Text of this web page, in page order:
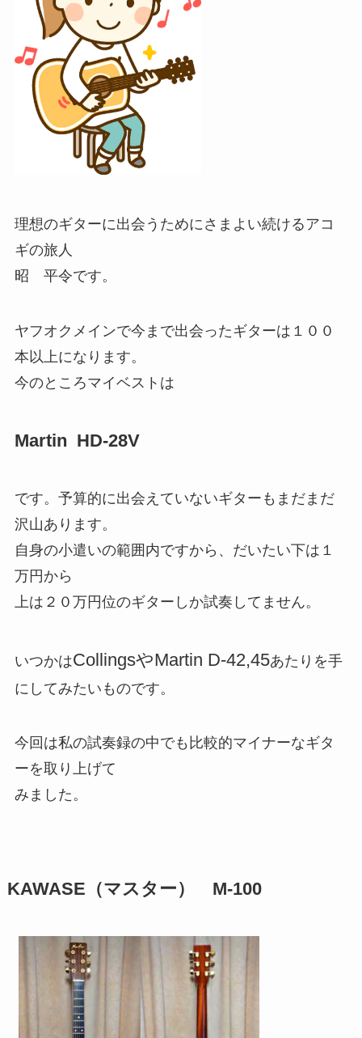
理想のギターに出会うためにさまよい続けるアコ
ギの旅人
昭 平令です。
ヤフオクメインで今まで出会ったギターは１００
本以上になります。
今のところマイベストは
Martin HD-28V
です。予算的に出会えていないギターもまだまだ
沢山あります。
自身の小遣いの範囲内ですから、だいたい下は１
万円から
上は２０万円位のギターしか試奏してません。
いつかはCollingsやMartin D-42,45あたりを手
にしてみたいものです。
今回は私の試奏録の中でも比較的マイナーなギタ
ーを取り上げて
みました。
KAWASE（マスター） M-100